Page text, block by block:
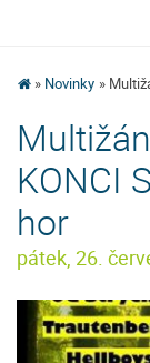
Novinky
KONCI
hor
pátek, 26.